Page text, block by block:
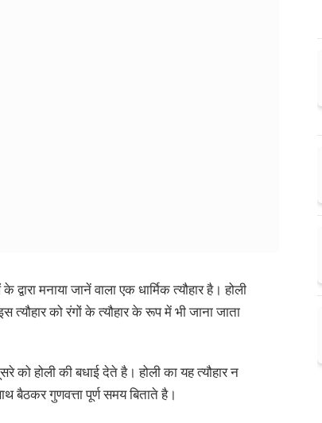
द्वारा मनाया जानें वाला एक धार्मिक त्यौहार है। होली
त्यौहार को रंगों के त्यौहार के रूप में भी जाना जाता
होली की बधाई देते है। होली का यह त्यौहार न
बैठकर गुणवत्ता पूर्ण समय बिताते है।